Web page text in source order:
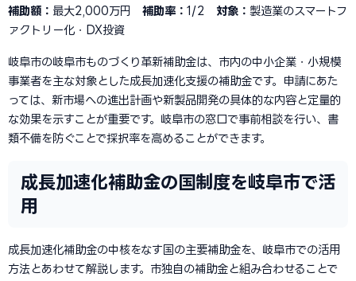
補助額： 最大2,000万円 補助率： 1/2 対象： 製造業のスマートフ
ァクトリー化・DX投資
岐阜市の岐阜市ものづくり革新補助金は、市内の中小企業・小規模
事業者を主な対象とした成長加速化支援の補助金です。申請にあた
っては、新市場への進出計画や新製品開発の具体的な内容と定量的
な効果を示すことが重要です。岐阜市の窓口で事前相談を行い、書
類不備を防ぐことで採択率を高めることができます。
成長加速化補助金の国制度を岐阜市で活
用
成長加速化補助金の中核をなす国の主要補助金を、岐阜市での活用
方法とあわせて解説します。市独自の補助金と組み合わせることで